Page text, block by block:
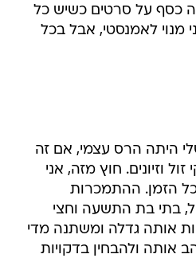
כסף על סרטים כשיש כל
מנוי לאמנסטי, אבל בכל
היתה הרס עצמי, אם זה
וזיונים. חוץ מזה, אני
הזמן. ההתמכרות
בתי בת התשעה וחצי
אותה גדלה ומשתנה מדי
אותה ולהבחין בדקויות